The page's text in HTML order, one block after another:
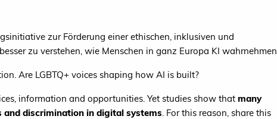
zur Förderung einer ethischen, inklusiven und
zu verstehen, wie Menschen in ganz Europa KI wahrnehmen.
Are LGBTQ+ voices shaping how AI is built?
information and opportunities. Yet studies show that many
and discrimination in digital systems . For this reason, share this